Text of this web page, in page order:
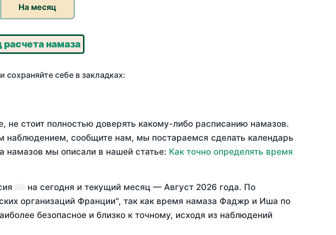
На месяц
намаза
сохраняйте себе в закладках:
стоит полностью доверять какому-либо расписанию намазов.
сообщите нам, мы постараемся сделать календарь
намазов мы описали в нашей статье: Как точно определять время
на сегодня и текущий месяц — Август 2026 года. По
организаций Франции", так как время намаза Фаджр и Иша по
безопасное и близко к точному, исходя из наблюдений